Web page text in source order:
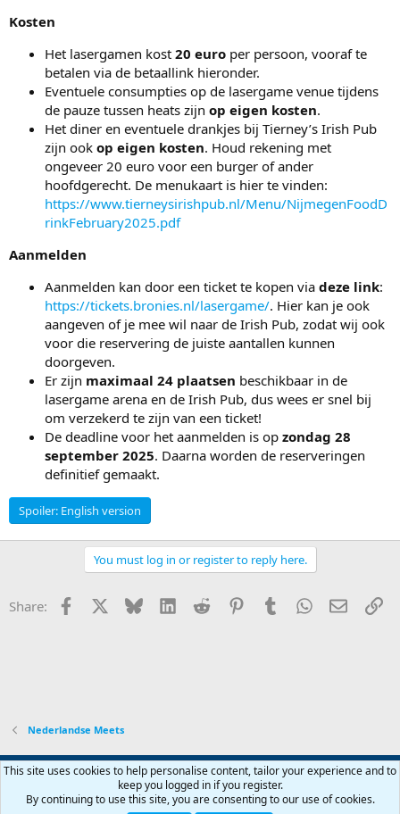
Kosten
Het lasergamen kost 20 euro per persoon, vooraf te
betalen via de betaallink hieronder.
Eventuele consumpties op de lasergame venue tijdens
de pauze tussen heats zijn op eigen kosten.
Het diner en eventuele drankjes bij Tierney’s Irish Pub
zijn ook op eigen kosten. Houd rekening met
ongeveer 20 euro voor een burger of ander
hoofdgerecht. De menukaart is hier te vinden:
https://www.tierneysirishpub.nl/Menu/NijmegenFoodD
rinkFebruary2025.pdf
Aanmelden
Aanmelden kan door een ticket te kopen via deze link:
https://tickets.bronies.nl/lasergame/. Hier kan je ook
aangeven of je mee wil naar de Irish Pub, zodat wij ook
voor die reservering de juiste aantallen kunnen
doorgeven.
Er zijn maximaal 24 plaatsen beschikbaar in de
lasergame arena en de Irish Pub, dus wees er snel bij
om verzekerd te zijn van een ticket!
De deadline voor het aanmelden is op zondag 28
september 2025. Daarna worden de reserveringen
definitief gemaakt.
Spoiler: English version
You must log in or register to reply here.
Share: Facebook Bluesky LinkedInReddit PinterestTumblrWhatsApp
Email
Nederlandse Meets
Terms and rules Privacy policy Help Home
R
Community platform by XenForo ® © 2010-2026 XenForo Ltd.
This site uses cookies to help personalise content, tailor your experience and to
keep you logged in if you register.
By continuing to use this site, you are consenting to our use of cookies.